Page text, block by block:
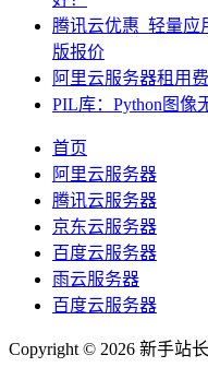
腾讯云优惠_轻量应
版报价
阿里云服务器租用
PIL库：Python图像
首页
阿里云服务器
腾讯云服务器
京东云服务器
百度云服务器
雨云服务器
百度云服务器
Copyright © 2026 新手站长